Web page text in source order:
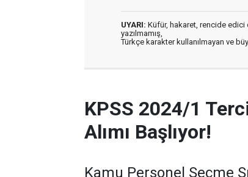
UYARI: Küfür, hakaret, rencide edici
yazılmamış,
Türkçe karakter kullanılmayan ve
KPSS 2024/1
Alımı Başlıyor!
Kamu Personel Seçme